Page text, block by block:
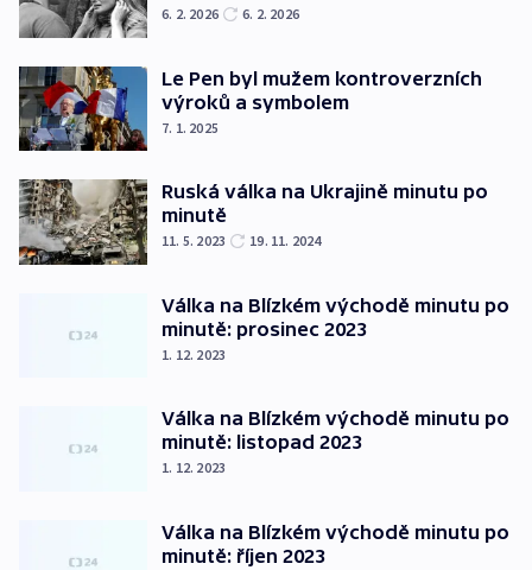
6. 2. 2026 6. 2. 2026
Le Pen byl mužem kontroverzních
výroků a symbolem
7. 1. 2025
Ruská válka na Ukrajině minutu po
minutě
11. 5. 2023 19. 11. 2024
Válka na Blízkém východě minutu po
minutě: prosinec 2023
1. 12. 2023
Válka na Blízkém východě minutu po
minutě: listopad 2023
1. 12. 2023
Válka na Blízkém východě minutu po
minutě: říjen 2023